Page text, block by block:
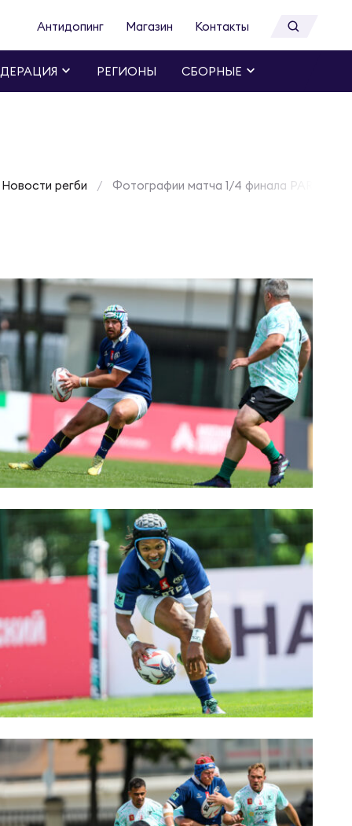
Антидопинг Магазин Контакты
РЕГИОНЫ СБОРНЫЕ
Новости регби Фотографии матча 1/4 финала PARI